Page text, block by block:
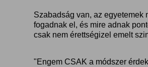
Szabadság van, az egyetemek
fogadnak el, és mire adnak
csak nem érettségizel emelt
"Engem CSAK a módszer